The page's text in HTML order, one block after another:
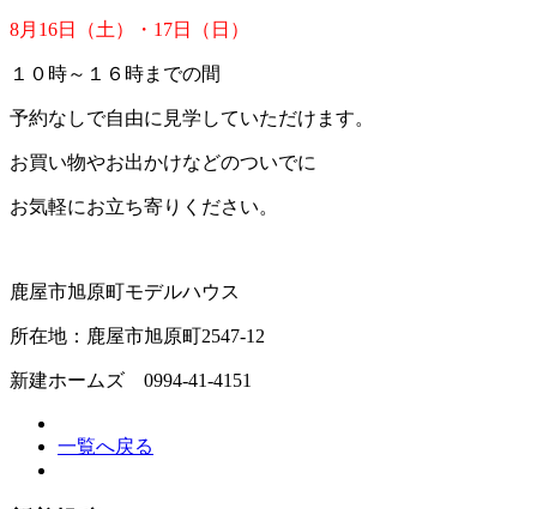
8月16日（土）・17日（日）
１０時～１６時までの間
予約なしで自由に見学していただけます。
お買い物やお出かけなどのついでに
お気軽にお立ち寄りください。
鹿屋市旭原町モデルハウス
所在地：鹿屋市旭原町2547-12
新建ホームズ 0994-41-4151
一覧へ戻る